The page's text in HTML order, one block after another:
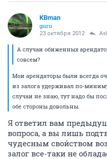
KBman
guru
23 октября 2012
А случаи обиженных
совсем?
Мои арендаторы были всегда
из залога удерживал по-
случаи не знаю, тут надо бы
обе стороны довольны.
Я ответил вам
вопроса, а вы лишь
чудесным свойством
залог все-таки не